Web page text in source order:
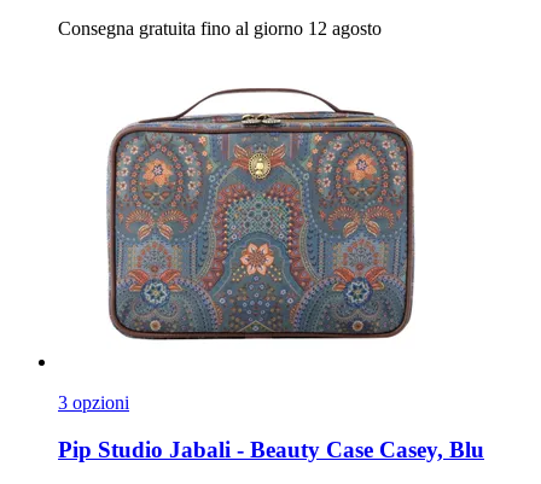
Consegna gratuita fino al giorno 12 agosto
3 opzioni
Pip Studio Jabali -​ Beauty Case Casey, Blu